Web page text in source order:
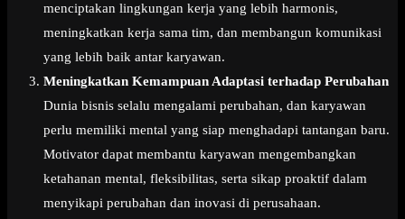
menciptakan lingkungan kerja yang lebih harmonis,
meningkatkan kerja sama tim, dan membangun komunikasi
yang lebih baik antar karyawan.
Meningkatkan Kemampuan Adaptasi terhadap Perubahan
Dunia bisnis selalu mengalami perubahan, dan karyawan
perlu memiliki mental yang siap menghadapi tantangan baru.
Motivator dapat membantu karyawan mengembangkan
ketahanan mental, fleksibilitas, serta sikap proaktif dalam
menyikapi perubahan dan inovasi di perusahaan.